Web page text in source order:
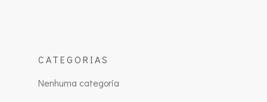
CATEGORIAS
Nenhuma categoria